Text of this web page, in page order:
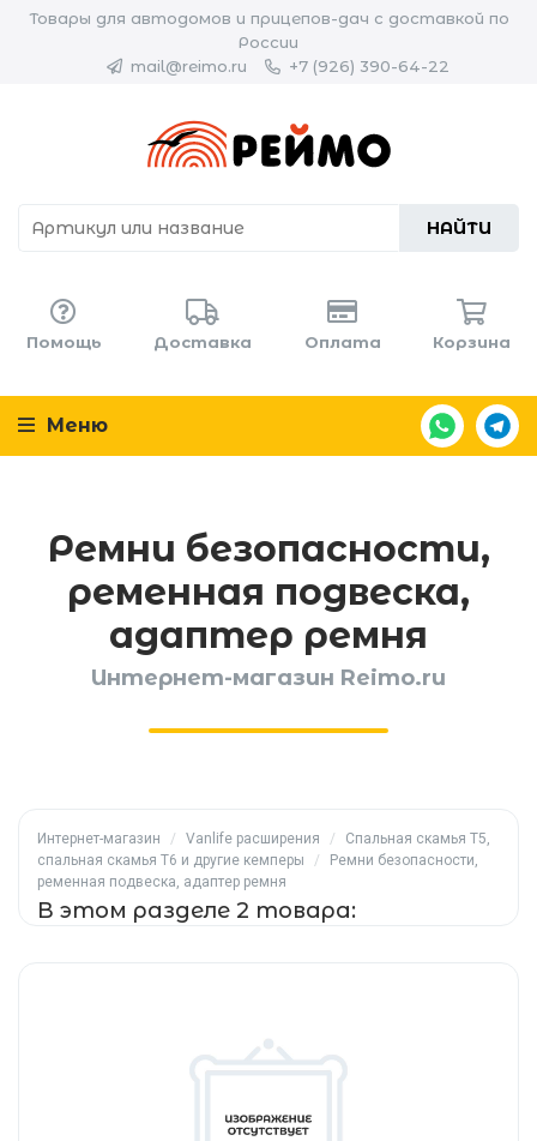
Товары для автодомов и прицепов-дач с доставкой по
России
mail@reimo.ru
+7 (926) 390-64-22
НАЙТИ
Помощь Доставка Оплата Корзина
Меню
Ремни безопасности,
ременная подвеска,
адаптер ремня
Интернет-магазин Reimo.ru
Интернет-магазин / Vanlife расширения /
Спальная скамья T5,
спальная скамья T6 и другие кемперы
/
Ремни безопасности,
ременная подвеска, адаптер ремня
В этом разделе 2 товара: